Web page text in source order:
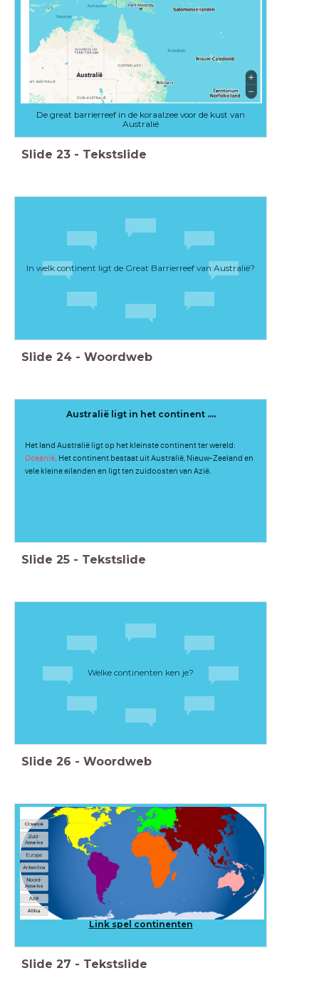
De great barrierreef in de koraalzee voor de kust van
Australië
Slide 23 - Tekstslide
In welk continent ligt de Great Barrierreef van Australië?
Slide 24 - Woordweb
Australië ligt in het continent ....
Het land Australië ligt op het kleinste continent ter wereld:
Oceanië. Het continent bestaat uit Australië, Nieuw-Zeeland en
vele kleine eilanden en ligt ten zuidoosten van Azië.
Slide 25 - Tekstslide
Welke continenten ken je?
Slide 26 - Woordweb
Link spel continenten
Slide 27 - Tekstslide